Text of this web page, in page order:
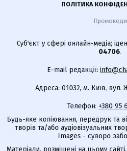
ПОЛІТИКА
Промокоди
Суб'єкт у сфері онлайн-медіа;
04706.
E-mail редакції:
Адреса: 01032, м. Київ, вул.
Телефон: +380 95
Будь-яке копіювання, передрук та
творів та/або аудіовізуальних
Images - суворо